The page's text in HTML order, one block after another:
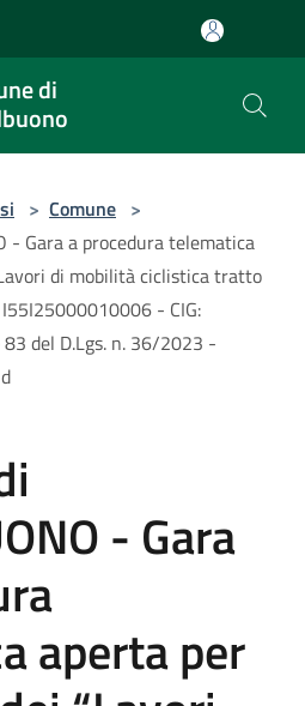
di
> Comune >
- Gara a procedura telematica
di mobilità ciclistica tratto
- CIG:
del D.Lgs. n. 36/2023 -
- Gara
aperta per